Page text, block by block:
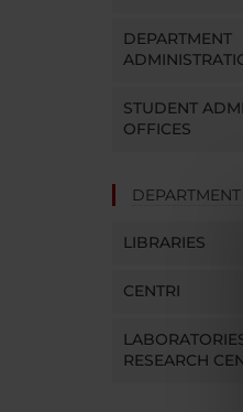
DEPARTMENT
STUDENT
OFFICES
DEPARTMENT
LIBRARIES
CENTRI
RESEARCH